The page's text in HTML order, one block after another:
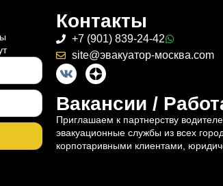
Контакты
+7 (901) 839-24-42
site@эвакуатор-москва.com
Вакансии /
Приглашаем к партнерству
эвакуационные службы из всех
корпотаривными клиентами,